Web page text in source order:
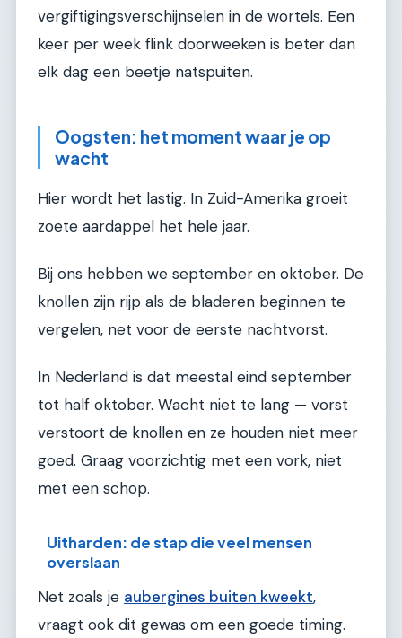
vergiftigingsverschijnselen in de wortels. Een
keer per week flink doorweeken is beter dan
elk dag een beetje natspuiten.
Oogsten: het moment waar je op
wacht
Hier wordt het lastig. In Zuid-Amerika groeit
zoete aardappel het hele jaar.
Bij ons hebben we september en oktober. De
knollen zijn rijp als de bladeren beginnen te
vergelen, net voor de eerste nachtvorst.
In Nederland is dat meestal eind september
tot half oktober. Wacht niet te lang — vorst
verstoort de knollen en ze houden niet meer
goed. Graag voorzichtig met een vork, niet
met een schop.
Uitharden: de stap die veel mensen
overslaan
Net zoals je aubergines buiten kweekt,
vraagt ook dit gewas om een goede timing.